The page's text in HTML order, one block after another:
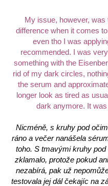
My issue, however,
difference when it comes
even tho I was
recommended. I was
something with the
rid of my dark circles,
the serum and
longer look as tired as
dark anymore. It
Nicméně, s kruhy pod
ráno a večer nanášela
toho. S tmavými kruhy
zklamalo, protože pokud
nezabírá, pak už
testovala jej dál čekajíc na